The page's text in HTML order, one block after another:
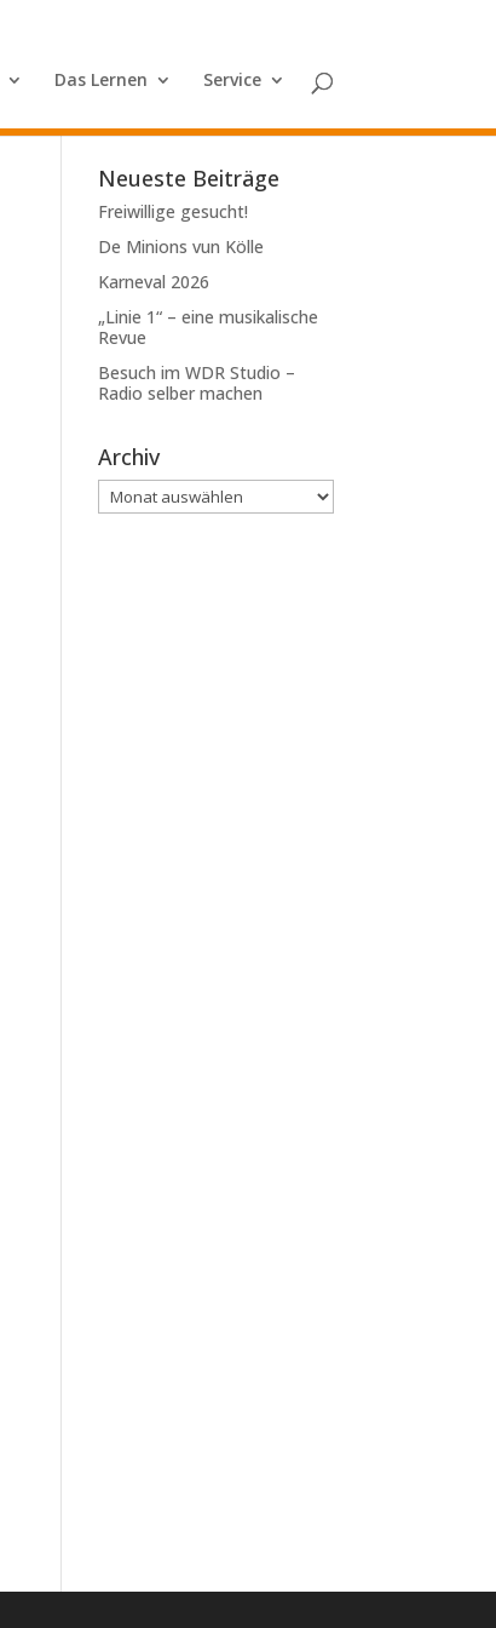
Das Lernen Service
Neueste Beiträge
Freiwillige gesucht!
De Minions vun Kölle
Karneval 2026
„Linie 1“ – eine musikalische
Revue
Besuch im WDR Studio –
Radio selber machen
Archiv